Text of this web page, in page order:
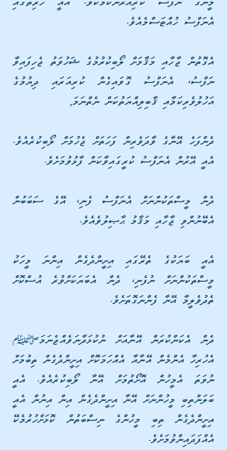
އެނަފްސު ހުއްޓަސްމެއެވެ.
އެގޮތުން ޖާހާއި މަޤާމަށް ލޯބިކުރުމުގެ ޝަހުވަތު ޖެހިފައިވާ
އަހުލުވެރިކަމާއި ޤާބިލިއްޔަތުކަން ނެތްނަމަ,
އެއީ އޭރުން އެނަފްސު ކުރީގައިވާކަން ފާޅުވުމަށެވެ.
ދެން މީސްތަކުންނަށް އެނަފްސު ފެނި، އޭގެ ސަބަބުން
އެބޭނުންވި ޖާހާއި މަޤާމު ޙާޞިލުވެއެވެ.
މީސްތަކުންނަށް ނުފެނި، ދެން އެބަޔަކަށްވުރެ އުސްކޮށް
ތެދުވެލީމާ އޭނާ ފެންނަގޮތަށެވެ.
އެހުރިހާ އެންމެން އޭނާއާ އެއްހަމަކޮށް އިށީންދެގެން ތިބުމަށް
އެއްފަދައިންވުމަށެވެ.